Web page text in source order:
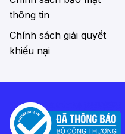
thông tin
Chính sách giải quyết
khiếu nại